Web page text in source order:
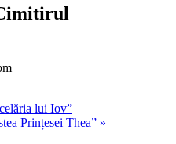
lui Iov”
Prințesei Thea” »